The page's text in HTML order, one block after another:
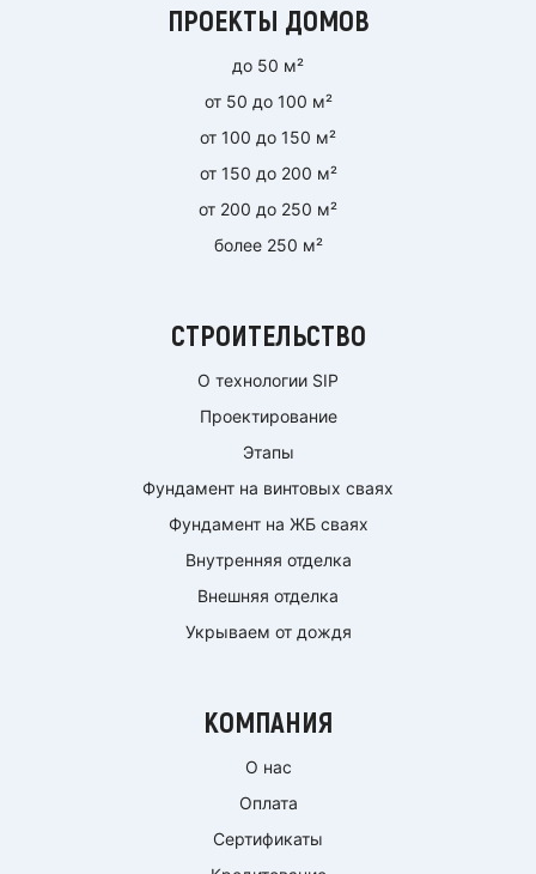
ПРОЕКТЫ ДОМОВ
до 50 м²
от 50 до 100 м²
от 100 до 150 м²
от 150 до 200 м²
от 200 до 250 м²
более 250 м²
СТРОИТЕЛЬСТВО
О технологии SIP
Проектирование
Этапы
Фундамент на винтовых сваях
Фундамент на ЖБ сваях
Внутренняя отделка
Внешняя отделка
Укрываем от дождя
КОМПАНИЯ
О нас
Оплата
Сертификаты